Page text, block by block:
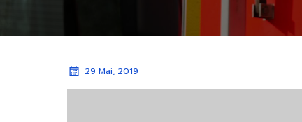
29 Mai, 2019